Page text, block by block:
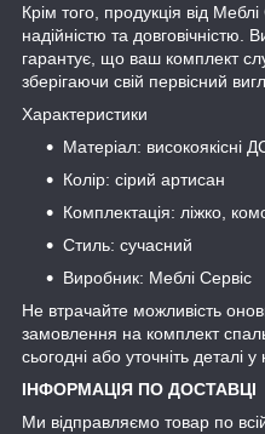
Крім того, продукція від
надійністю та довговічністю.
гарантує, що ваш комплект
зберігаючи свій первісний
Характеристики
Матеріал: високоякісні
Колір: сірий артисан
Комплектація: ліжко,
Стиль: сучасний
Виробник: Меблі Сервіс
Не втрачайте можливість
замовлення на комплект
сьогодні або уточніть деталі
ІНФОРМАЦІЯ ПО ДОСТАВЦІ
Ми відправляємо товар по